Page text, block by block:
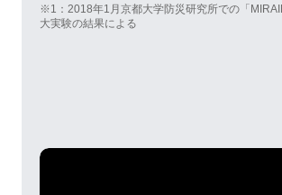
※1：2018年1月京都大学防災研究所での「
大実験の結果による